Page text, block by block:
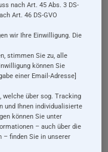
Lollivella,
Zahnradspiel,
aus
Holz, 17,5 cm
19,99 €
inkl. 19% MwSt., exkl.
Details
nach Art. 45 Abs. 3 DS-
Art. 46 DS-GVO
wir Ihre Einwilligung. Die
stimmen Sie zu, alle
können Sie
einer Email-Adresse]
welche über sog. Tracking
und Ihnen individualisierte
können Sie unter
– auch über die
– finden Sie in unserer